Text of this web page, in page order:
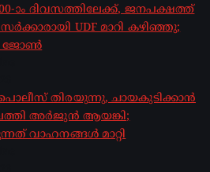
ാം ദിവസത്തിലേക്ക്, ജനപക്ഷത്ത്
UDF മാറി കഴിഞ്ഞു;
ജോൺ
തിരയുന്നു, ചായകുടിക്കാൻ
അർജുൻ ആയങ്കി;
വാഹനങ്ങൾ മാറ്റി